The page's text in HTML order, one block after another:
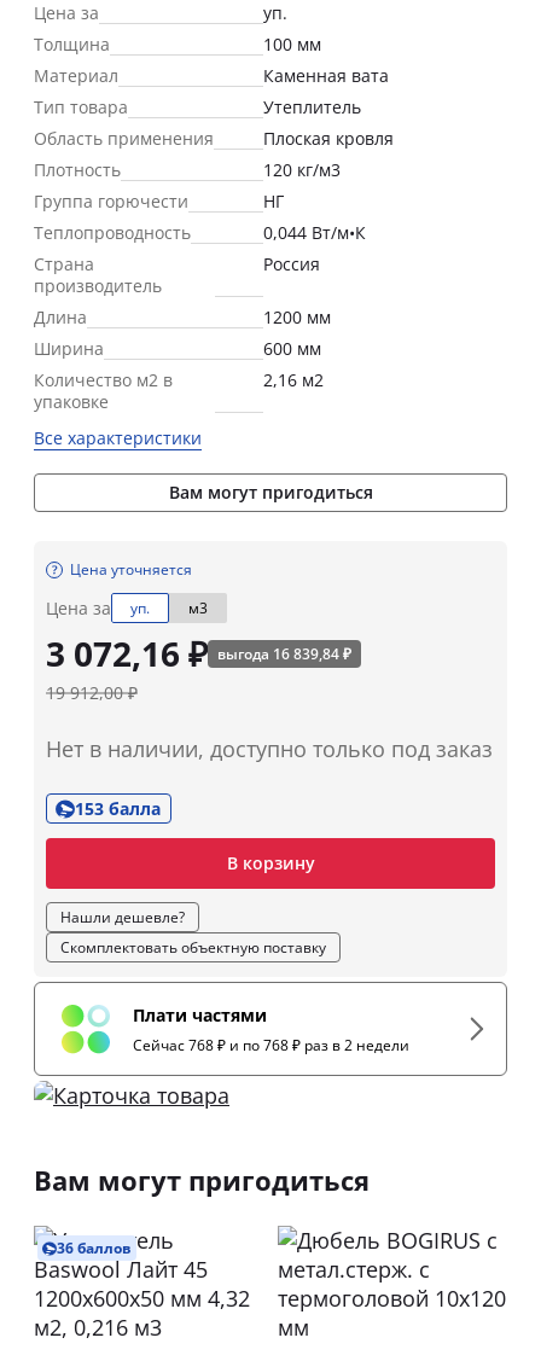
Цена за
уп.
Толщина
100 мм
Материал
Каменная вата
Тип товара
Утеплитель
Область применения
Плоская кровля
Плотность
120 кг/м3
Группа горючести
НГ
Теплопроводность
0,044 Вт/м•К
Страна
производитель
Россия
Длина
1200 мм
Ширина
600 мм
Количество м2 в
упаковке
2,16 м2
Все характеристики
Вам могут пригодиться
Цена уточняется
Цена за уп. м3
3 072,16 ₽ выгода 16 839,84 ₽
19 912,00 ₽
Нет в наличии, доступно только под заказ
153 балла
В корзину
Нашли дешевле?
Скомплектовать объектную поставку
Плати частями
Сейчас 768 ₽ и по 768 ₽ раз в 2 недели
Вам могут пригодиться
36 баллов